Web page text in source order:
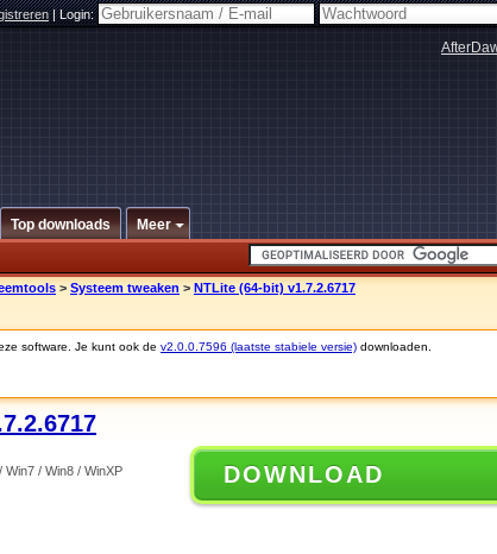
|Login:
Top downloads Meer
> Systeem tweaken > NTLite (64-bit) v1.7.2.6717
software. Je kunt ook de v2.0.0.7596 (laatste stabiele versie) downloaden.
Win7 / Win8 / WinXP
DOWNLOAD